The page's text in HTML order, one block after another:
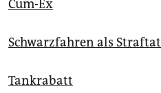
Cum-Ex
Schwarzfahren als Straftat
Tankrabatt